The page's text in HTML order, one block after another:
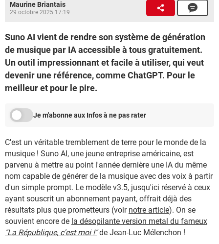
Maurine Briantais
29 octobre 2025 17:19
Suno AI vient de rendre son système de génération
de musique par IA accessible à tous gratuitement.
Un outil impressionnant et facile à utiliser, qui veut
devenir une référence, comme ChatGPT. Pour le
meilleur et pour le pire.
Je m'abonne aux Infos à ne pas rater
C'est un véritable tremblement de terre pour le monde de la
musique ! Suno AI, une jeune entreprise américaine, est
parvenu à mettre au point l'année dernière une IA du même
nom capable de générer de la musique avec des voix à partir
d'un simple prompt. Le modèle v3.5, jusqu'ici réservé à ceux
ayant souscrit un abonnement payant, offrait déjà des
résultats plus que prometteurs (voir notre article). On se
souvient encore de la désopilante version metal du fameux
"La République, c'est moi !"de Jean-Luc Mélenchon !